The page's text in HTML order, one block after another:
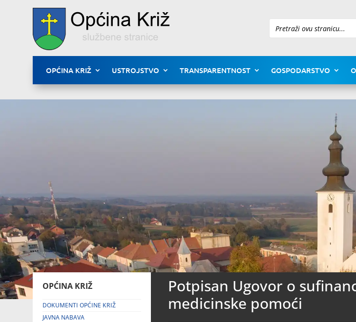
Pretraži
OPĆINA KRIŽ USTROJSTVO TRANSPARENTNOST GOSPODARSTVO
OPĆINA KRIŽ
DOKUMENTI OPĆINE KRIŽ
JAVNA NABAVA
Potpisan Ugovor o
medicinske pomoći